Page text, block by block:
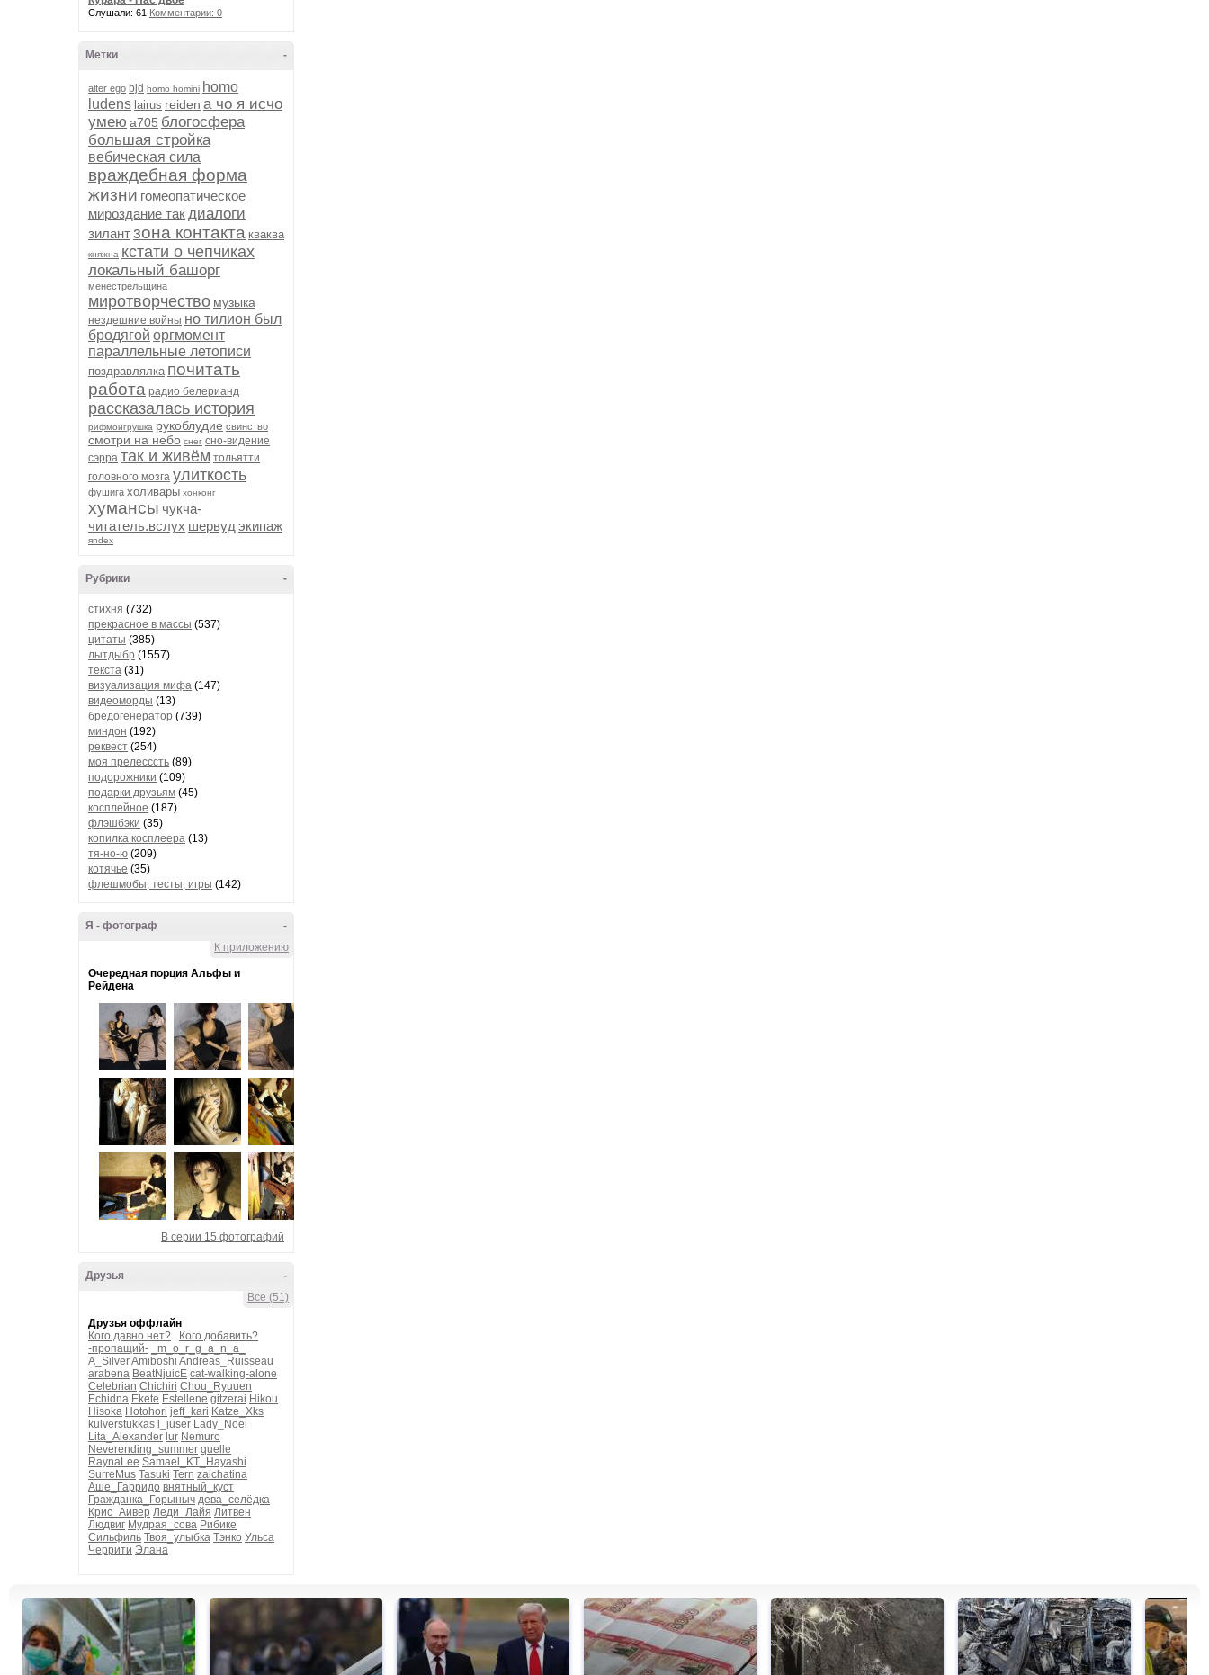
Слушали: 61 Комментарии: 0
-
Метки
alter ego bjd homo homini homo
ludens lairus reiden а чо я исчо
умею а705 блогосфера
большая стройка
вебическая сила
враждебная форма
жизни гомеопатическое
мироздание такдиалоги
зилантзона контакта кваква
княжна кстати о чепчиках
локальный башорг
менестрельщина
миротворчество музыка
нездешние войны но тилион был
бродягой оргмомент
параллельные летописи
поздравлялка почитать
работа радио белерианд
рассказалась история
рифмоигрушка рукоблудие свинство
смотри на небо снег сно-видение
сэрра так и живём тольятти
головного мозга улиткость
фушига холивары хонконг
хумансы чукча-
читатель.вслух шервуд экипаж
яndex
-
Рубрики
стихня (732)
прекрасное в массы (537)
цитаты (385)
лытдыбр (1557)
текста (31)
визуализация мифа (147)
видеоморды (13)
бредогенератор (739)
миндон (192)
реквест (254)
моя прелесссть (89)
подорожники (109)
подарки друзьям (45)
косплейное (187)
флэшбэки (35)
копилка косплеера (13)
тя-но-ю (209)
котячье (35)
флешмобы, тесты, игры (142)
-
Я - фотограф
К приложению
Очередная порция Альфы и
Рейдена
В серии 15 фотографий
-
Друзья
Все (51)
Друзья оффлайн
Кого давно нет?
Кого добавить?
-пропащий-
_m_o_r_g_a_n_a_
A_SilverAmiboshi Andreas_Ruisseau
arabena BeatNjuicE cat-walking-alone
Celebrian Chichiri Chou_Ryuuen
Echidna Ekete Estellene gitzerai Hikou
Hisoka Hotohori jeff_kari Katze_Xks
kulverstukkas
l_juser Lady_Noel
Lita_Alexander lur Nemuro
Neverending_summer quelle
RaynaLee Samael_KT_Hayashi
SurreMus Tasuki Tern zaichatina
Аше_Гарридо внятный_куст
Гражданка_Горыныч дева_селёдка
Крис_Аивер Леди_Лайя Литвен
Людвиг Мудрая_сова Рибике
Сильфиль Твоя_улыбка Тэнко Ульса
Черрити Элана